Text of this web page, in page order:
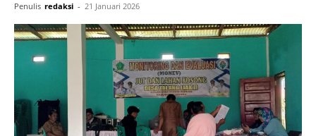
Penulis redaksi - 21 Januari 2026